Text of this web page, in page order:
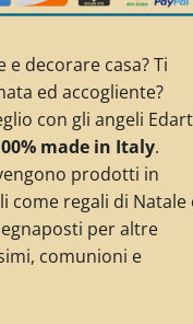
decorare casa? Ti
ed accogliente?
con gli angeli Edart
made in Italy.
prodotti in
come regali di Natale
per altre
comunioni e